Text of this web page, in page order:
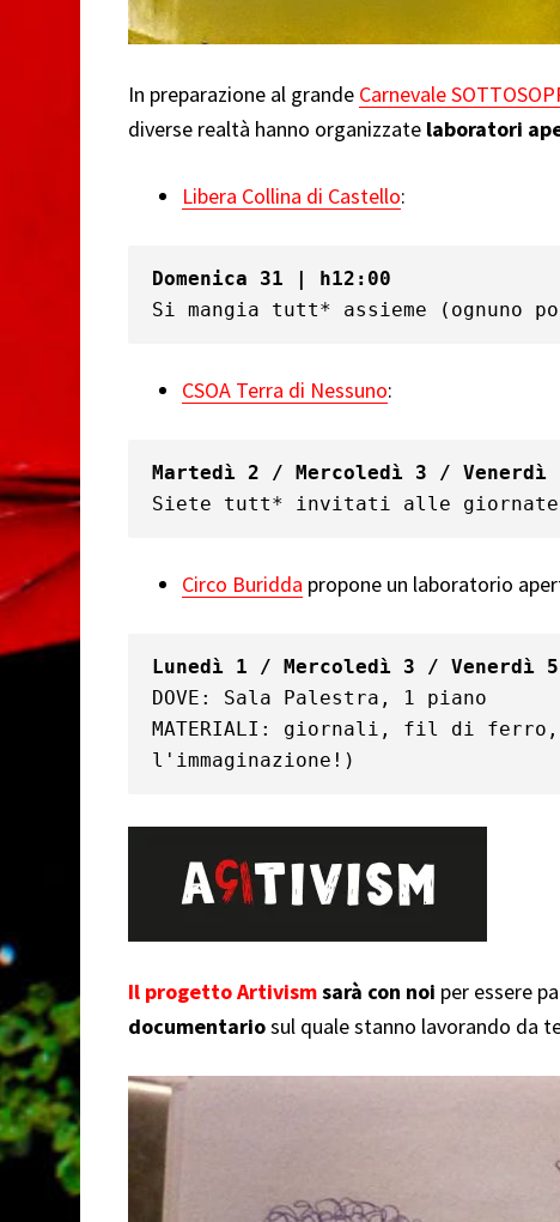
In preparazione al grande Carnevale
diverse realtà hanno organizzate laboratori
Libera Collina di Castello:
Domenica 31 | h12:00
Si mangia tutt* assieme
CSOA Terra di Nessuno:
Martedì 2 / Mercoledì 3 /
Siete tutt* invitati alle giornate
Circo Buridda propone un laboratorio
Lunedì 1 / Mercoledì 3 / Venerdì
DOVE: Sala Palestra, 1 piano
MATERIALI: giornali, fil di
l'immaginazione!)
Il progetto Artivismsarà con noi per essere
documentariosul quale stanno lavorando da